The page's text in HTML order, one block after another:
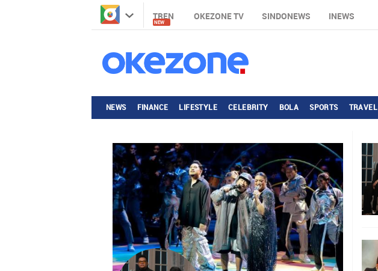
TREN
NEW
OKEZONE TV SINDONEWS INEWS
NEWS FINANCE LIFESTYLE CELEBRITY BOLA SPORTS TRAVEL